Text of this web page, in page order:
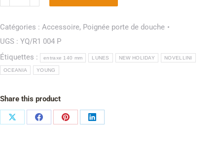
Catégories : Accessoire, Poignée porte de douche
UGS : YQ/R1 004 P
Étiquettes :
entraxe 140 mm LUNES NEW HOLIDAY NOVELLINI
OCEANIA YOUNG
Share this product